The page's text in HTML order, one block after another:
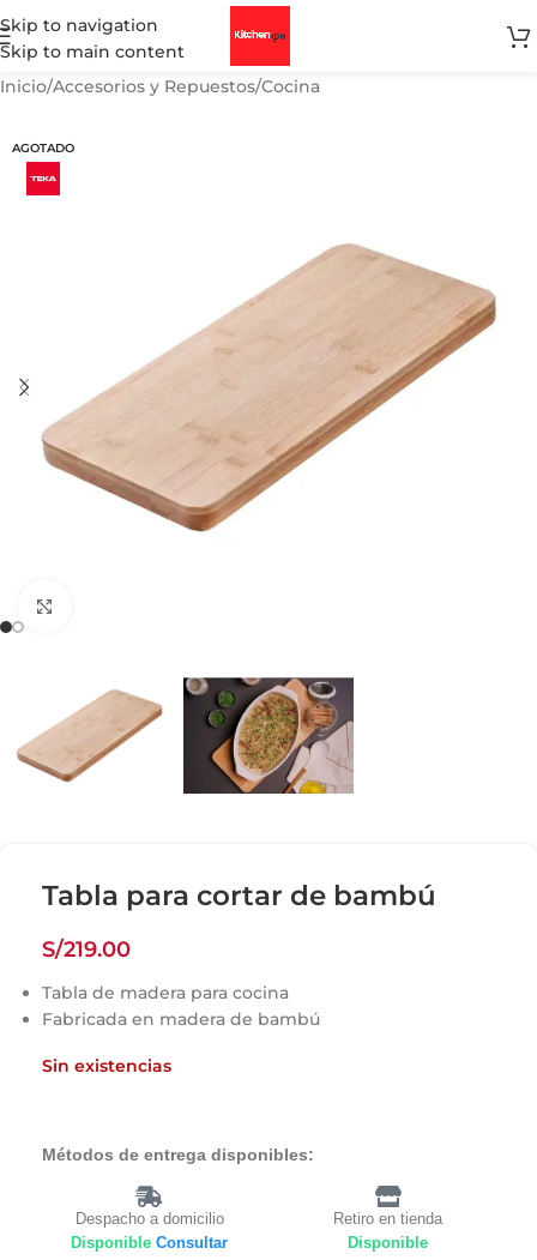
Skip to navigation
Skip to main content
Inicio/Accesorios y Repuestos/Cocina
AGOTADO
Tabla para cortar de bambú
S/219.00
Tabla de madera para cocina
Fabricada en madera de bambú
Sin existencias
Métodos de entrega disponibles:
Despacho a domicilio
Disponible Consultar
Retiro en tienda
Disponible